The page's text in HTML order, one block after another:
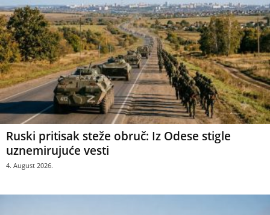
Ruski pritisak steže obruč: Iz Odese stigle
uznemirujuće vesti
4. August 2026.